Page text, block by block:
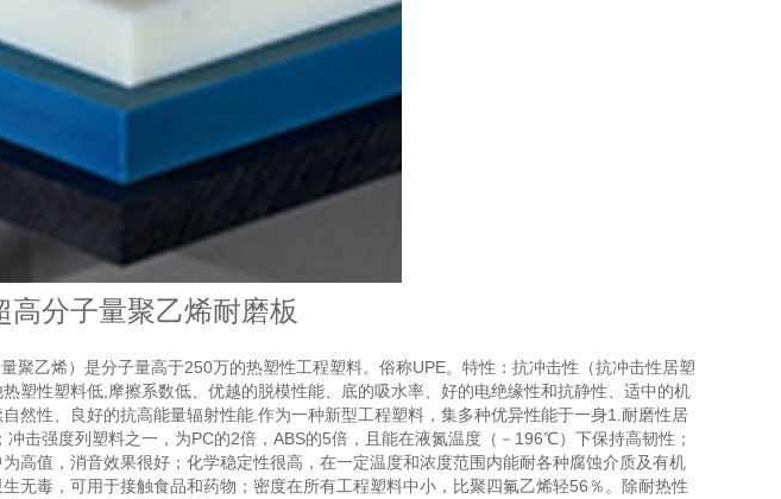
高分子量聚乙烯耐磨板
乙烯）是分子量高于250万的热塑性工程塑料。俗称UPE。特性：抗冲击性（抗冲击性居塑
塑性塑料低,摩擦系数低、优越的脱模性能、底的吸水率、好的电绝缘性和抗静性、适中的机
然性、良好的抗高能量辐射性能.作为一种新型工程塑料，集多种优异性能于一身1.耐磨性居
击强度列塑料之一，为PC的2倍，ABS的5倍，且能在液氮温度（－196℃）下保持高韧性；
高值，消音效果很好；化学稳定性很高，在一定温度和浓度范围内能耐各种腐蚀介质及有机
无毒，可用于接触食品和药物；密度在所有工程塑料中小，比聚四氟乙烯轻56％。除耐热性